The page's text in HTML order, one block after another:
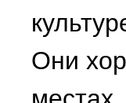
Они